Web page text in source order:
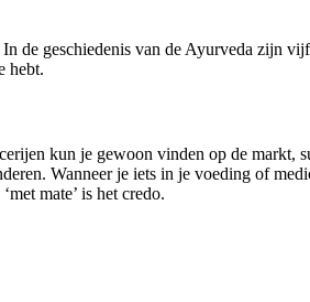
de geschiedenis van de Ayurveda zijn
hebt.
kun je gewoon vinden op de markt,
Wanneer je iets in je voeding of
mate’ is het credo.